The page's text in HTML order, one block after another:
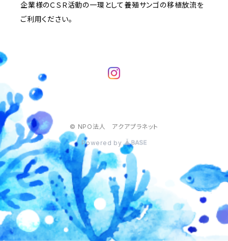
企業様のＣＳＲ活動の一環として養殖サンゴの移植放流を
ご利用ください。
© NPO法人 アクアプラネット
Powered by